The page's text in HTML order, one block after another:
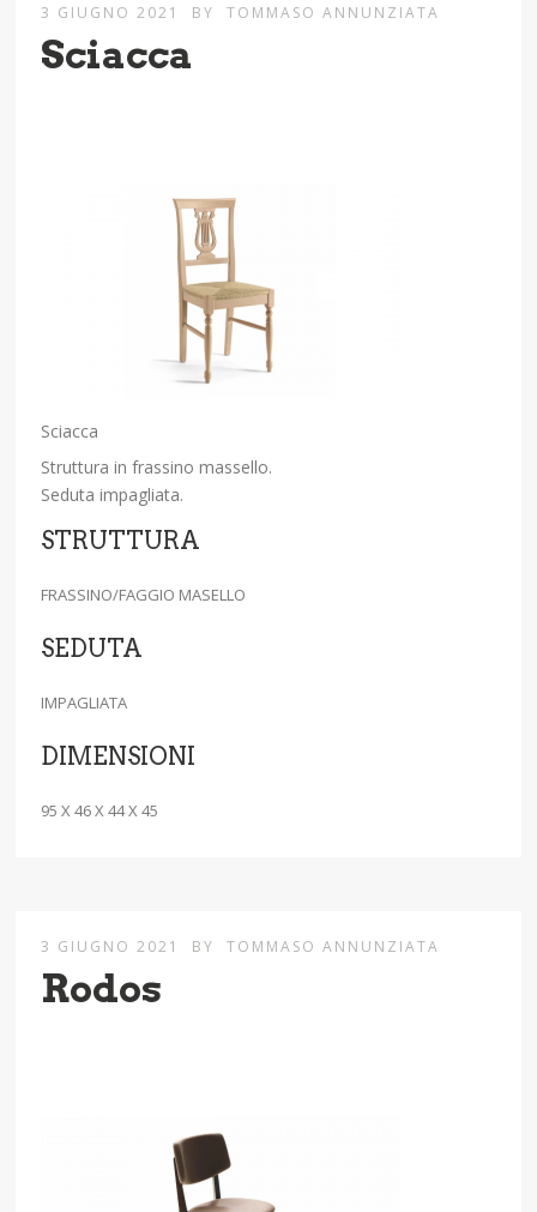
3 GIUGNO 2021 BY TOMMASO ANNUNZIATA
Sciacca
Sciacca
Struttura in frassino massello.
Seduta impagliata.
STRUTTURA
FRASSINO/FAGGIO MASELLO
SEDUTA
IMPAGLIATA
DIMENSIONI
95 X 46 X 44 X 45
3 GIUGNO 2021 BY TOMMASO ANNUNZIATA
Rodos